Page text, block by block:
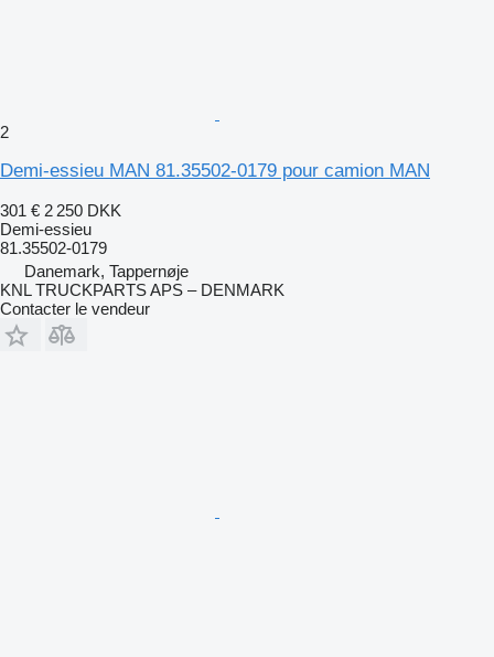
2
Demi-essieu MAN 81.35502-0179 pour camion MAN
301 € 2 250 DKK
Demi-essieu
81.35502-0179
Danemark, Tappernøje
KNL TRUCKPARTS APS – DENMARK
Contacter le vendeur